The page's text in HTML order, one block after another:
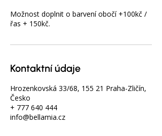
Možnost doplnit o barvení obočí +100kč /
řas + 150kč.
Kontaktní údaje
Hrozenkovská 33/68, 155 21 Praha-Zličín,
Česko
+ 777 640 444
info@bellamia.cz